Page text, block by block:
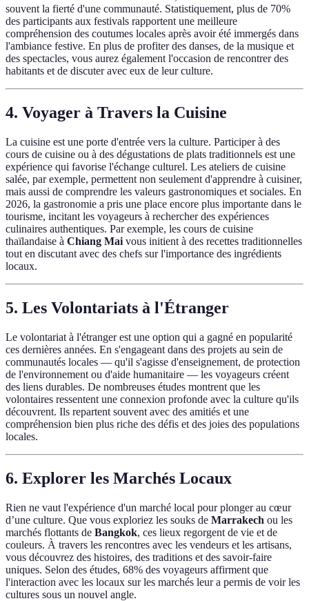
souvent la fierté d'une communauté. Statistiquement, plus de 70%
des participants aux festivals rapportent une meilleure
compréhension des coutumes locales après avoir été immergés dans
l'ambiance festive. En plus de profiter des danses, de la musique et
des spectacles, vous aurez également l'occasion de rencontrer des
habitants et de discuter avec eux de leur culture.
4. Voyager à Travers la Cuisine
La cuisine est une porte d'entrée vers la culture. Participer à des
cours de cuisine ou à des dégustations de plats traditionnels est une
expérience qui favorise l'échange culturel. Les ateliers de cuisine
salée, par exemple, permettent non seulement d'apprendre à cuisiner,
mais aussi de comprendre les valeurs gastronomiques et sociales. En
2026, la gastronomie a pris une place encore plus importante dans le
tourisme, incitant les voyageurs à rechercher des expériences
culinaires authentiques. Par exemple, les cours de cuisine
thaïlandaise à Chiang Mai vous initient à des recettes traditionnelles
tout en discutant avec des chefs sur l'importance des ingrédients
locaux.
5. Les Volontariats à l'Étranger
Le volontariat à l'étranger est une option qui a gagné en popularité
ces dernières années. En s'engageant dans des projets au sein de
communautés locales — qu'il s'agisse d'enseignement, de protection
de l'environnement ou d'aide humanitaire — les voyageurs créent
des liens durables. De nombreuses études montrent que les
volontaires ressentent une connexion profonde avec la culture qu'ils
découvrent. Ils repartent souvent avec des amitiés et une
compréhension bien plus riche des défis et des joies des populations
locales.
6. Explorer les Marchés Locaux
Rien ne vaut l'expérience d'un marché local pour plonger au cœur
d’une culture. Que vous exploriez les souks de Marrakech ou les
marchés flottants de Bangkok, ces lieux regorgent de vie et de
couleurs. À travers les rencontres avec les vendeurs et les artisans,
vous découvrez des histoires, des traditions et des savoir-faire
uniques. Selon des études, 68% des voyageurs affirment que
l'interaction avec les locaux sur les marchés leur a permis de voir les
cultures sous un nouvel angle.